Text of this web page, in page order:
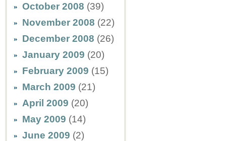
October 2008 (39)
November 2008 (22)
December 2008 (26)
January 2009 (20)
February 2009 (15)
March 2009 (21)
April 2009 (20)
May 2009 (14)
June 2009 (2)